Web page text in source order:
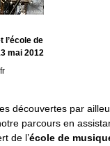
l’école de
mai 2012
découvertes par
parcours en
de l’école de